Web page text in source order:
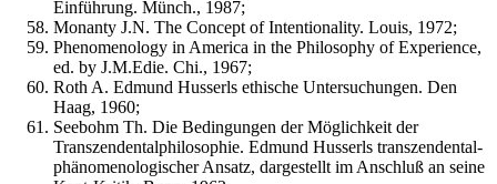
Einführung. Münch., 1987;
Monanty J.N. The Concept of Intentionality. Louis, 1972;
Phenomenology in America in the Philosophy of Experience,
ed. by J.M.Edie. Chi., 1967;
Roth A. Edmund Husserls ethische Untersuchungen. Den
Haag, 1960;
Seebohm Th. Die Bedingungen der Möglichkeit der
Transzendentalphilosophie. Edmund Husserls transzendental-
phänomenologischer Ansatz, dargestellt im Anschluß an seine